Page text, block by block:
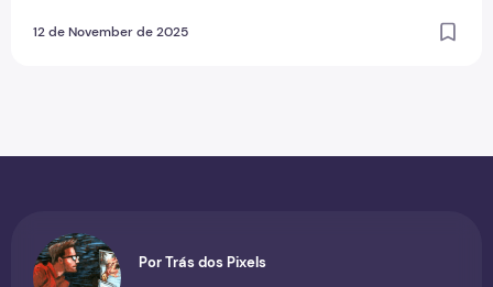
12 de November de 2025
Por Trás dos Pixels